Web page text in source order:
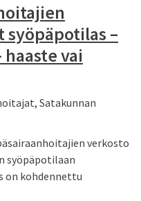
–
vai
Satakunnan
verkosto
syöpäpotilaan
on kohdennettu